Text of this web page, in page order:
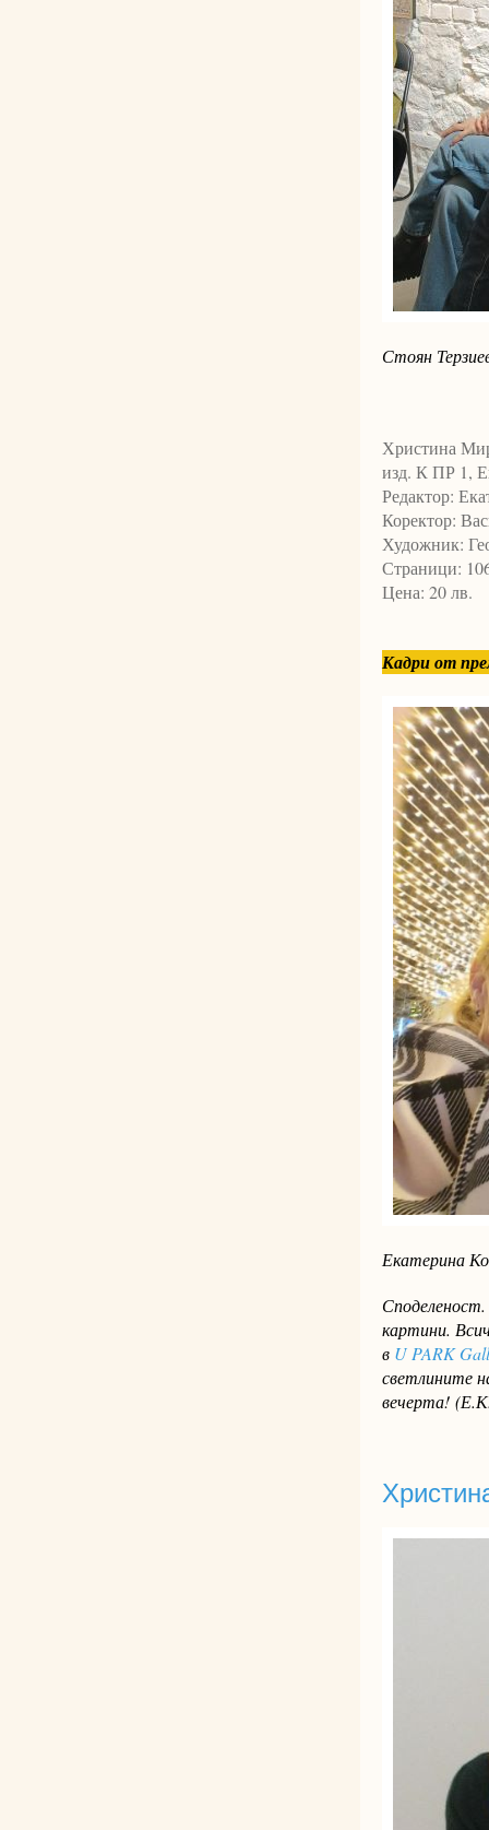
Стоян
Христина
изд. К ПР 1,
Редактор:
Коректор:
Художник:
Страници:
Цена: 20 лв.
Кадри от
Екатерина
картини.
в U PARK
светлините
вечерта!